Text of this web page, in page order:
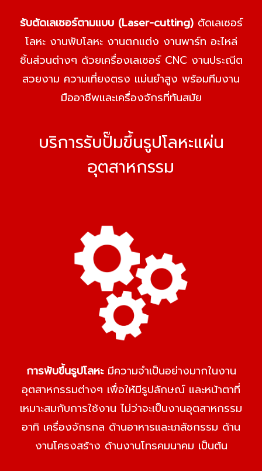
รับตัดเลเซอร์ตามแบบ(Laser-cutting)ตัดเลเซอร์
โลหะ งานพับโลหะ งานตกแต่ง งานพาร์ท อะไหล่
ชิ้นส่วนต่างๆ ด้วยเครื่องเลเซอร์ CNC งานประณีต
สวยงาม ความเที่ยงตรง แม่นยำสูง พร้อมทีมงาน
มืออาชีพและเครื่องจักรที่ทันสมัย
บริการรับปั๊มขึ้นรูปโลหะแผ่น
อุตสาหกรรม
การพับขึ้นรูปโลหะมีความจำเป็นอย่างมากในงาน
อุตสาหกรรมต่างๆ เพื่อให้มีรูปลักษณ์ และหน้าตาที่
เหมาะสมกับการใช้งาน ไม่ว่าจะเป็นงานอุตสาหกรรม
อาทิ เครื่องจักรกล ด้านอาหารและเภสัชกรรม ด้าน
งานโครงสร้าง ด้านงานโทรคมนาคม เป็นต้น